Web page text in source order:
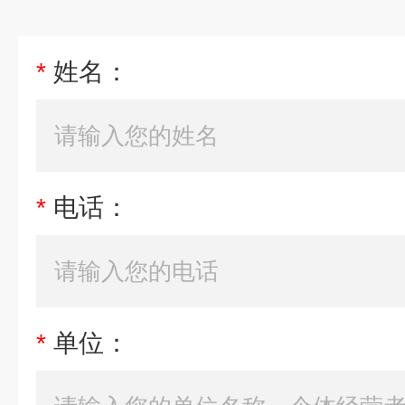
* 姓名：
* 电话：
* 单位：